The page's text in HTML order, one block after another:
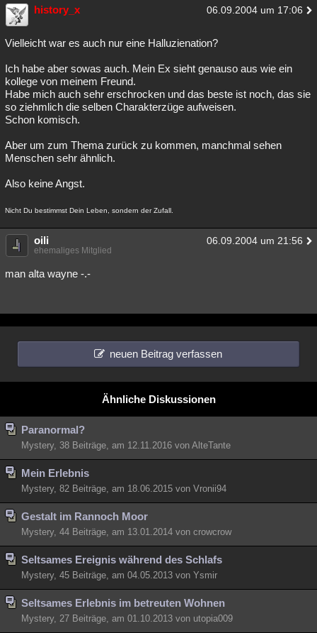
history_x 06.09.2004 um 17:06
Vielleicht war es auch nur eine Halluzienation?
Ich habe aber sowas auch. Mein Ex sieht genauso aus wie ein
kollege von meinem Freund.
Habe mich auch sehr erschrocken und das beste ist noch, das sie
so ziehmlich die selben Charakterzüge aufweisen.
Schon komisch.
Aber um zum Thema zurück zu kommen, manchmal sehen
Menschen sehr ähnlich.
Also keine Angst.
Nicht Du bestimmst Dein Leben, sondern der Zufall.
oili 06.09.2004 um 21:56
ehemaliges Mitglied
man alta wayne -.-
neuen Beitrag verfassen
Ähnliche Diskussionen
Paranormal?
Mystery, 38 Beiträge, am 12.11.2016 von AlteTante
Mein Erlebnis
Mystery, 82 Beiträge, am 18.06.2015 von Vronii94
Gestalt im Rannoch Moor
Mystery, 44 Beiträge, am 13.01.2014 von crowcrow
Seltsames Ereignis während des Schlafs
Mystery, 45 Beiträge, am 04.05.2013 von Ysmir
Seltsames Erlebnis im betreuten Wohnen
Mystery, 27 Beiträge, am 01.10.2013 von utopia009